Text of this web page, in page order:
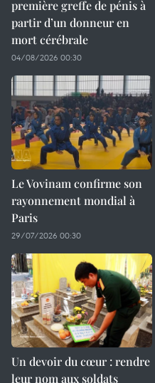
première greffe de pénis à
partir d’un donneur en
mort cérébrale
04/08/2026 00:30
Le Vovinam confirme son
rayonnement mondial à
Paris
29/07/2026 00:30
Un devoir du cœur : rendre
leur nom aux soldats